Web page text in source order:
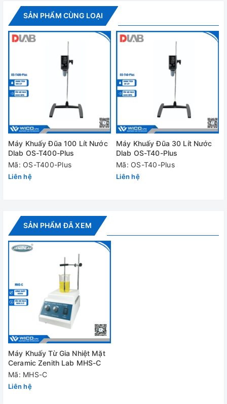
(mm)
205x300x150
Kích thước kiện
(mm)
260x380x200
Đánh giá
SẢN PHẨM CÙNG LOẠI
Máy Khuấy Đũa 100 Lít Nước
Dlab OS-T400-Plus
Mã: OS-T400-Plus
Liên hệ
Máy Khuấy Đũa 30 Lít Nước
Dlab OS-T40-Plus
Mã: OS-T40-Plus
Liên hệ
SẢN PHẨM ĐÃ XEM
Máy Khuấy Từ Gia Nhiệt Mặt
Ceramic Zenith Lab MHS-C
Mã: MHS-C
Liên hệ